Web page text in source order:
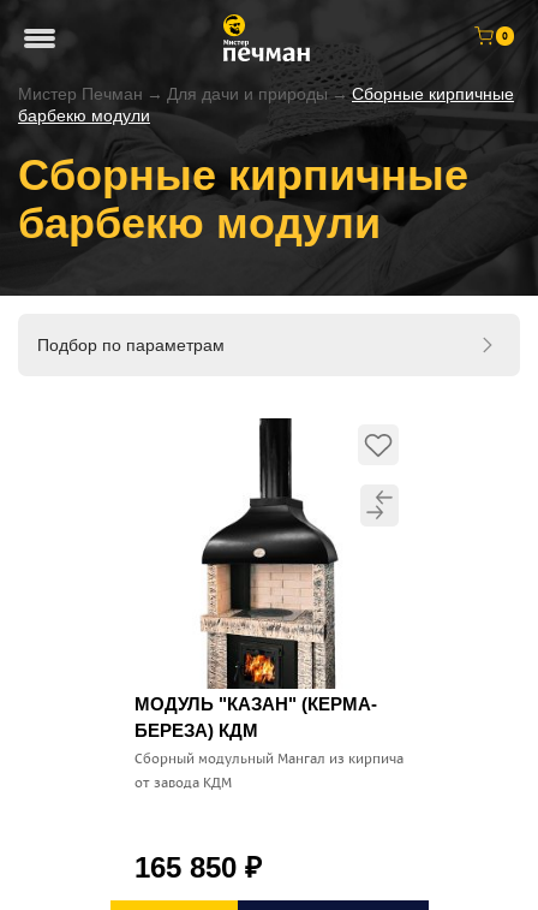
0
Мистер Печман → Для дачи и природы → Сборные кирпичные
барбекю модули
Сборные кирпичные
барбекю модули
Подбор по параметрам
МОДУЛЬ "КАЗАН" (КЕРМА-
БЕРЕЗА) КДМ
Сборный модульный Мангал из кирпича
от завода КДМ
165 850 ₽